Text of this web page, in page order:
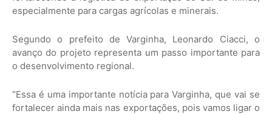
especialmente para cargas agrícolas e minerais.
Segundo o prefeito de Varginha, Leonardo Ciacci, o
avanço do projeto representa um passo importante para
o desenvolvimento regional.
“Essa é uma importante notícia para Varginha, que vai se
fortalecer ainda mais nas exportações, pois vamos ligar o